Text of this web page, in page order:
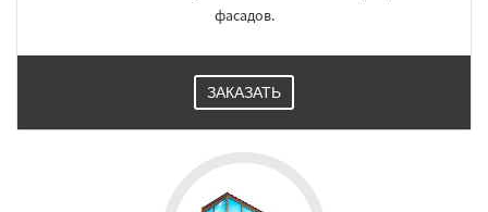
фасадов.
ЗАКАЗАТЬ